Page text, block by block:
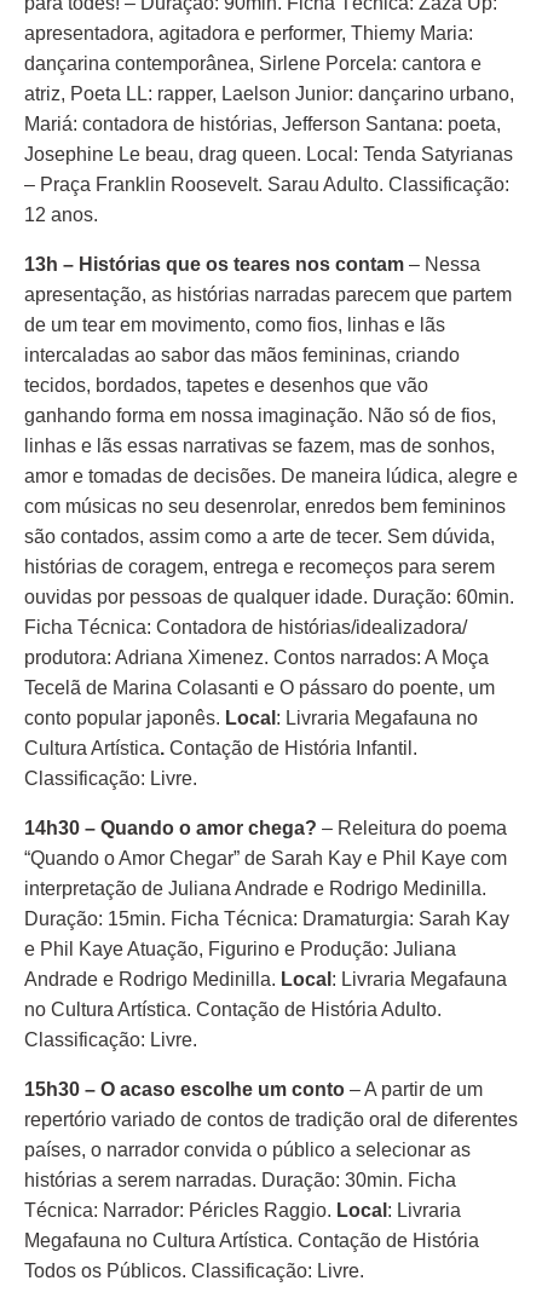
apresentadora, agitadora e performer, Thiemy Maria:
dançarina contemporânea, Sirlene Porcela: cantora e
atriz, Poeta LL: rapper, Laelson Junior: dançarino urbano,
Mariá: contadora de histórias, Jefferson Santana: poeta,
Josephine Le beau, drag queen. Local: Tenda Satyrianas
– Praça Franklin Roosevelt. Sarau Adulto. Classificação:
12 anos.
13h – Histórias que os teares nos contam – Nessa
apresentação, as histórias narradas parecem que partem
de um tear em movimento, como fios, linhas e lãs
intercaladas ao sabor das mãos femininas, criando
tecidos, bordados, tapetes e desenhos que vão
ganhando forma em nossa imaginação. Não só de fios,
linhas e lãs essas narrativas se fazem, mas de sonhos,
amor e tomadas de decisões. De maneira lúdica, alegre e
com músicas no seu desenrolar, enredos bem femininos
são contados, assim como a arte de tecer. Sem dúvida,
histórias de coragem, entrega e recomeços para serem
ouvidas por pessoas de qualquer idade. Duração: 60min.
Ficha Técnica: Contadora de histórias/idealizadora/
produtora: Adriana Ximenez. Contos narrados: A Moça
Tecelã de Marina Colasanti e O pássaro do poente, um
conto popular japonês. Local : Livraria Megafauna no
Cultura Artística. Contação de História Infantil.
Classificação: Livre.
14h30 – Quando o amor chega? – Releitura do poema
“Quando o Amor Chegar” de Sarah Kay e Phil Kaye com
interpretação de Juliana Andrade e Rodrigo Medinilla.
Duração: 15min. Ficha Técnica: Dramaturgia: Sarah Kay
e Phil Kaye Atuação, Figurino e Produção: Juliana
Andrade e Rodrigo Medinilla. Local : Livraria Megafauna
no Cultura Artística. Contação de História Adulto.
Classificação: Livre.
15h30 – O acaso escolhe um conto – A partir de um
repertório variado de contos de tradição oral de diferentes
países, o narrador convida o público a selecionar as
histórias a serem narradas. Duração: 30min. Ficha
Técnica: Narrador: Péricles Raggio. Local : Livraria
Megafauna no Cultura Artística. Contação de História
Todos os Públicos. Classificação: Livre.